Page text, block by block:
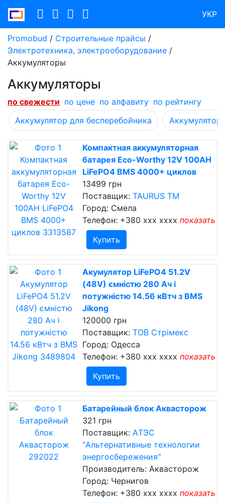
УКР
Promobud / Строительные прайсы /
Электротехника, электрооборудование /
Аккумуляторы
Аккумуляторы
по cвежести по цене по алфавиту по рейтингу
Аккумулятор для бесперебойника
Аккумулятор
Компактная аккумуляторная
батарея Eco-Worthy 12V 100AH
LiFePO4 BMS 4000+ циклов
13499 грн
Поставщик: TAURUS TM
Город: Смела
Телефон: +380 xxx xxxx показать
Купить
Акумулятор LiFePO4 51.2V
(48V) ємністю 280 Ач і
потужністю 14.56 кВтч з BMS
Jikong
120000 грн
Поставщик: ТОВ Стрімекс
Город: Одесса
Телефон: +380 xxx xxxx показать
Купить
Батарейный блок Аквасторож
321 грн
Поставщик: AТЭC
"Альтернативные технологии
энергосбережения"
Производитель: Аквасторож
Город: Чернигов
Телефон: +380 xxx xxxx показать